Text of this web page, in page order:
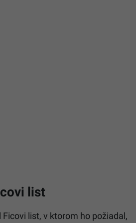
list
list, v ktorom ho požiadal,